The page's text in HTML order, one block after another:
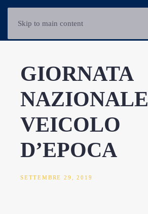
Skip to main content
GIORNATA
VEICOLO
D’EPOCA
SETTEMBRE 29, 2019